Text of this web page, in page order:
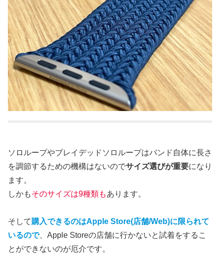
ソロループやブレイデッドソロループはバンド自体に長さ
を調節するための機構はないのでサイズ選びが重要になり
ます。
しかもそのサイズは9種類もあります。
そして購入できるのはApple Store(店舗/Web)に限られて
いるので、Apple Storeの店舗に行かないと試着をするこ
とができないのが厄介です。